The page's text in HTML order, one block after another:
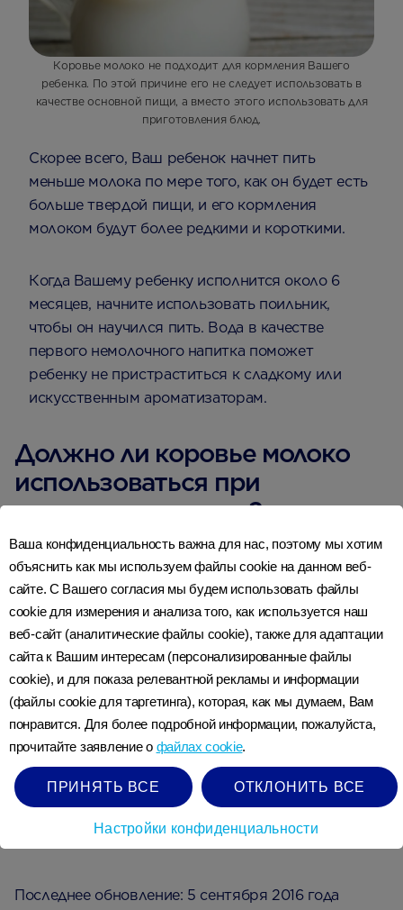
Коровье молоко не подходит для кормления Вашего
ребенка. По этой причине его не следует использовать в
качестве основной пищи, а вместо этого использовать для
приготовления блюд.
Скорее всего, Ваш ребенок начнет пить
меньше молока по мере того, как он будет есть
больше твердой пищи, и его кормления
молоком будут более редкими и короткими.
Когда Вашему ребенку исполнится около 6
месяцев, начните использовать поильник,
чтобы он научился пить. Вода в качестве
первого немолочного напитка поможет
ребенку не пристраститься к сладкому или
искусственным ароматизаторам.
Должно ли коровье молоко
использоваться при
отлучении от груди?
Младенцам не следует давать коровье или козье
молоко вместо грудного молока или детской смеси
до достижения ими 12-месячного возраста. Однако
коровье молоко можно использовать в
приготовлении пищи. Если Вы решили
использовать козье молоко в продуктах питания,
убедитесь, что оно пастеризованное.
Просмотреть ссылки
Последнее обновление: 5 сентября 2016 года
Ваша конфиденциальность важна для нас, поэтому мы хотим
объяснить как мы используем файлы cookie на данном веб-
сайте. С Вашего согласия мы будем использовать файлы
cookie для измерения и анализа того, как используется наш
веб-сайт (аналитические файлы cookie), также для адаптации
сайта к Вашим интересам (персонализированные файлы
cookie), и для показа релевантной рекламы и информации
(файлы cookie для таргетинга), которая, как мы думаем, Вам
понравится. Для более подробной информации, пожалуйста,
прочитайте заявление о файлах cookie.
ПРИНЯТЬ ВСЕ
ОТКЛОНИТЬ ВСЕ
Настройки конфиденциальности